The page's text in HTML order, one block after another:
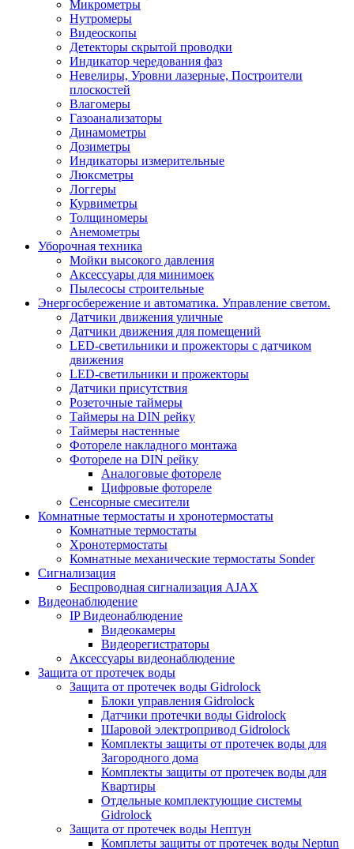
Микрометры
Нутромеры
Видеоскопы
Детекторы скрытой проводки
Индикатор чередования фаз
Невелиры, Уровни лазерные, Построители
плоскостей
Влагомеры
Газоанализаторы
Динамометры
Дозиметры
Индикаторы измерительные
Люксметры
Логгеры
Курвиметры
Толщиномеры
Анемометры
Уборочная техника
Мойки высокого давления
Аксессуары для минимоек
Пылесосы строительные
Энергосбережение и автоматика. Управление светом.
Датчики движения уличные
Датчики движения для помещений
LED-светильники и прожекторы с датчиком
движения
LED-светильники и прожекторы
Датчики присутствия
Розеточные таймеры
Таймеры на DIN рейку
Таймеры настенные
Фотореле накладного монтажа
Фотореле на DIN рейку
Аналоговые фотореле
Цифровые фотореле
Сенсорные смесители
Комнатные термостаты и хронотермостаты
Комнатные термостаты
Хронотермостаты
Комнатные механические термостаты Sonder
Сигнализация
Беспроводная сигнализация AJAX
Видеонаблюдение
IP Видеонаблюдение
Видеокамеры
Видеорегистраторы
Аксессуары видеонаблюдение
Защита от протечек воды
Защита от протечек воды Gidrolock
Блоки управления Gidrolock
Датчики протечки воды Gidrolock
Шаровой электропривод Gidrolock
Комплекты защиты от протечек воды для
Загородного дома
Комплекты защиты от протечек воды для
Квартиры
Отдельные комплектующие системы
Gidrolock
Защита от протечек воды Нептун
Комплеты защиты от протечек воды Neptun